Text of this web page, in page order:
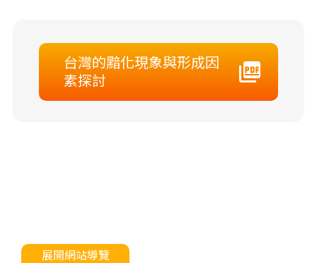
台灣的黯化現象與形成因
素探討
展開網站導覽